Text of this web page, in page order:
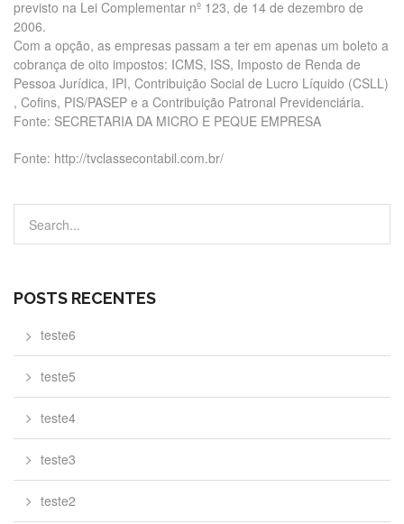
previsto na Lei Complementar nº 123, de 14 de dezembro de
2006.
Com a opção, as empresas passam a ter em apenas um boleto a
cobrança de oito impostos: ICMS, ISS, Imposto de Renda de
Pessoa Jurídica, IPI, Contribuição Social de Lucro Líquido (CSLL)
, Cofins, PIS/PASEP e a Contribuição Patronal Previdenciária.
Fonte: SECRETARIA DA MICRO E PEQUE EMPRESA
Fonte: http://tvclassecontabil.com.br/
POSTS RECENTES
teste6
teste5
teste4
teste3
teste2